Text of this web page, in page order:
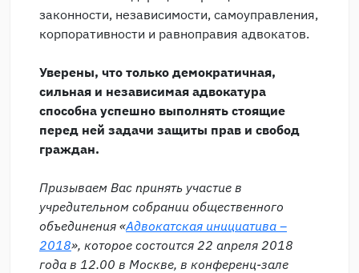
законности, независимости, самоуправления,
корпоративности и равноправия адвокатов.
Уверены, что только демократичная,
сильная и независимая адвокатура
способна успешно выполнять стоящие
перед ней задачи защиты прав и свобод
граждан.
Призываем Вас принять участие в
учредительном собрании общественного
объединения «Адвокатская инициатива –
2018», которое состоится 22 апреля 2018
года в 12.00 в Москве, в конференц-зале